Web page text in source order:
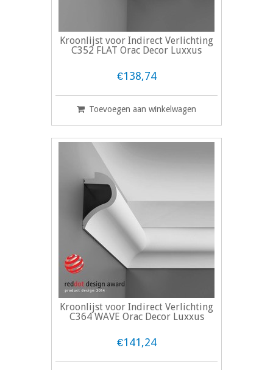
Kroonlijst voor Indirect Verlichting
C352 FLAT Orac Decor Luxxus
€138,74
Toevoegen aan winkelwagen
Kroonlijst voor Indirect Verlichting
C364 WAVE Orac Decor Luxxus
€141,24